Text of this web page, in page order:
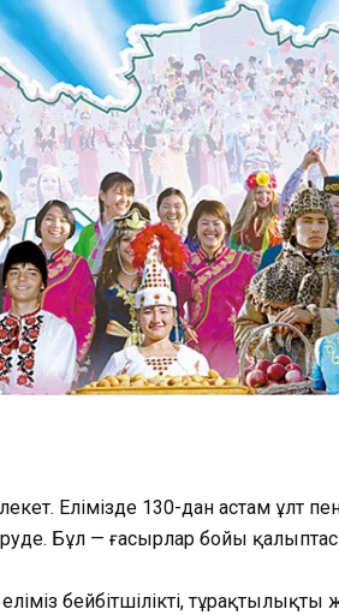
Елімізде 130-дан астам ұлт
Бұл — ғасырлар бойы
бейбітшілікті,